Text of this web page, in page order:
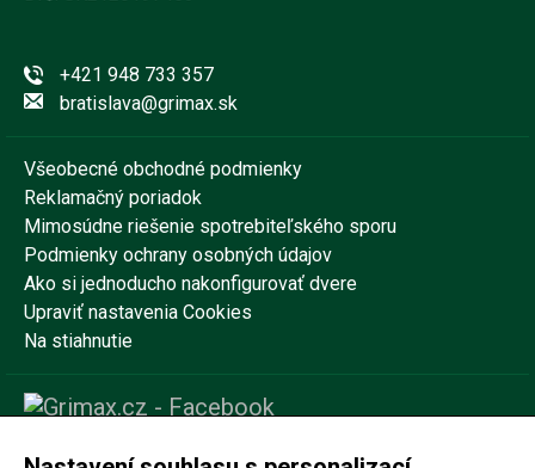
+421 948 733 357
bratislava@grimax.sk
Všeobecné obchodné podmienky
Reklamačný poriadok
Mimosúdne riešenie spotrebiteľského sporu
Podmienky ochrany osobných údajov
Ako si jednoducho nakonfigurovať dvere
Upraviť nastavenia Cookies
Na stiahnutie